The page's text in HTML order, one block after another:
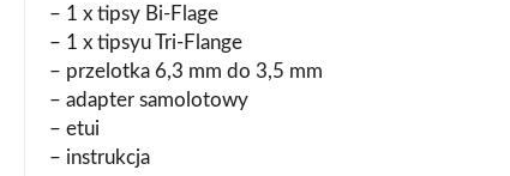
– 1 x tipsy Bi-Flage
– 1 x tipsyu Tri-Flange
– przelotka 6,3 mm do 3,5 mm
– adapter samolotowy
– etui
– instrukcja